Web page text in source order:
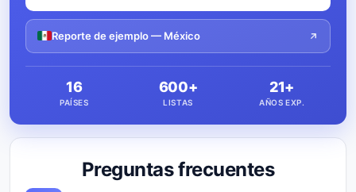
Preguntas frecuentes
Reporte de ejemplo — México
16
PAÍSES
600+
LISTAS
21+
AÑOS EXP.